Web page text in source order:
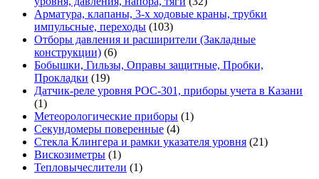
товара
Арматура, клапаны, 3-х ходовые краны, трубки
импульсные, переходы 103103
товара
Отборы давления и расширители (Закладные
конструкции) 66
товаров
Бобышки, Гильзы, Оправы защитные, Пробки,
Прокладки
1919
товаров
Датчик-реле уровня РОС-301, приборы учета в Казани
11
товар
Метеорологические приборы 11
Секундомеры поверенные 44
товара
Стекла Клингера и рамки указателя уровня 2121
Вискозиметры 11
товар
Тепловычеслители 11